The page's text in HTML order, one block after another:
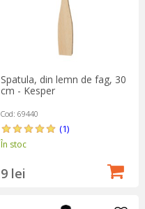
Spatula, din lemn de fag, 30
cm - Kesper
Cod: 69440
(1)
În stoc
9 lei